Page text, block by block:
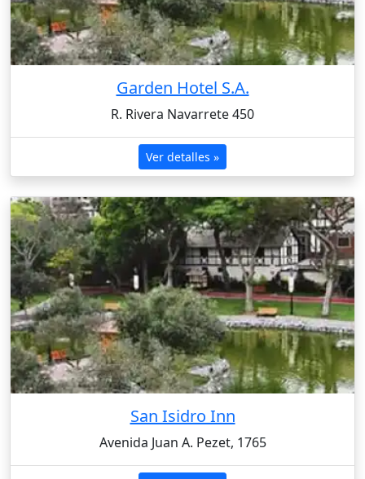
Garden Hotel S.A.
R. Rivera Navarrete 450
Ver detalles »
San Isidro Inn
Avenida Juan A. Pezet, 1765